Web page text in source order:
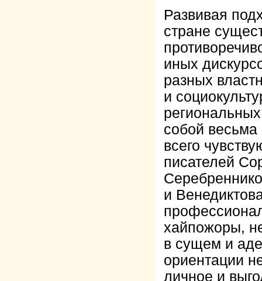
Развивая
стране
иных
разных
и
собой весьма
всего
писателей
и
хайпожоры,
в сущем и
ориентации
личное и